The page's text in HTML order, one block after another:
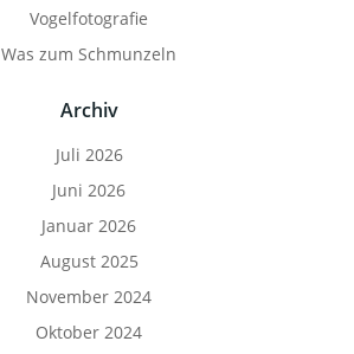
Vogelfotografie
Was zum Schmunzeln
Archiv
Juli 2026
Juni 2026
Januar 2026
August 2025
November 2024
Oktober 2024